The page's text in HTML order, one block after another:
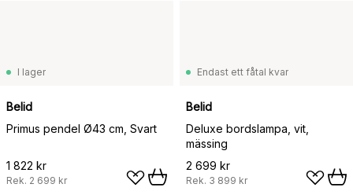
I lager
Belid
Primus pendel Ø43 cm, Svart
1 822 kr
Rek. 2 699 kr
Endast ett fåtal kvar
Belid
Deluxe bordslampa, vit,
mässing
2 699 kr
Rek. 3 899 kr